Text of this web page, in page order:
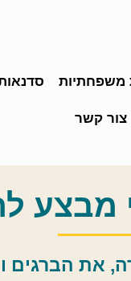
משפחתיות
צור קשר
מבצע
הברגים